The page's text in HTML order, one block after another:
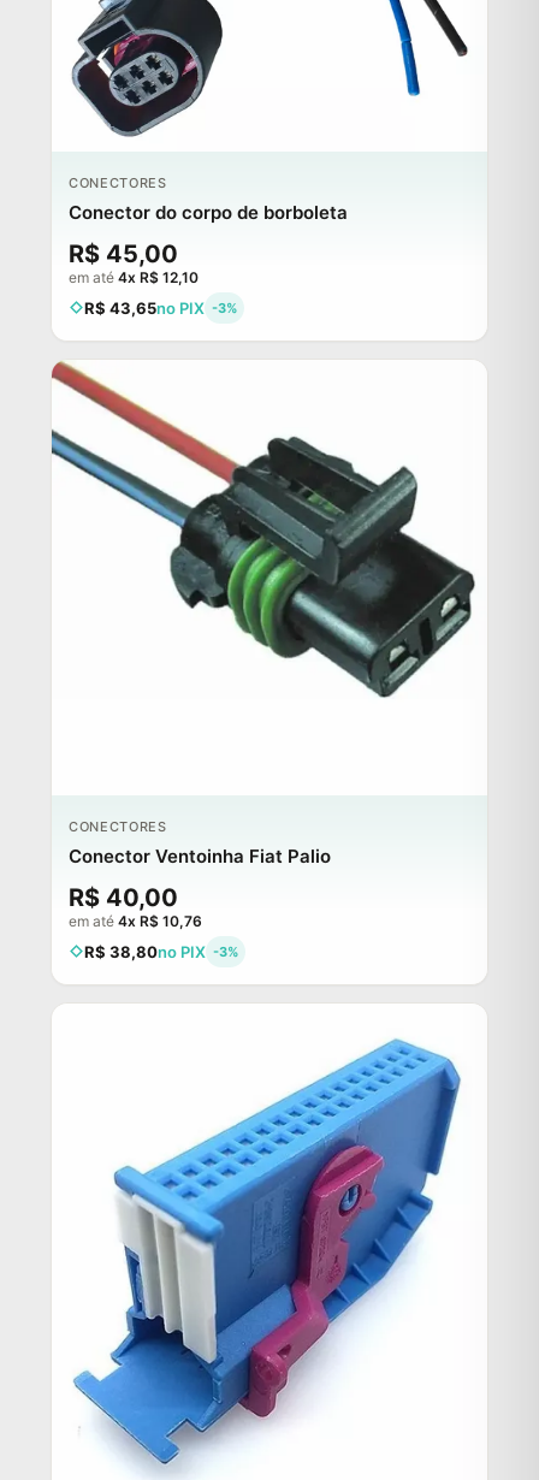
CONECTORES
Conector do corpo de borboleta
R$ 45,00
em até 4x R$ 12,10
R$ 43,65no PIX -3%
CONECTORES
Conector Ventoinha Fiat Palio
R$ 40,00
em até 4x R$ 10,76
R$ 38,80no PIX -3%